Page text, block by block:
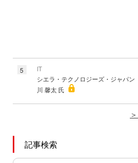
5
IT
シエラ・テクノロジーズ・ジャパ
川 馨太 氏
記事検索